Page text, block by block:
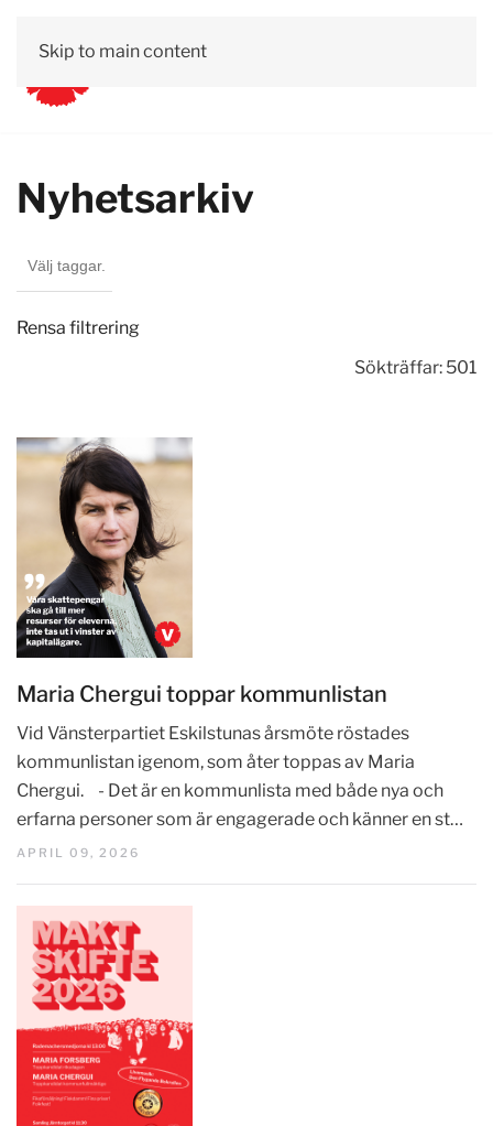
Skip to main content
Nyhetsarkiv
Rensa filtrering
Sökträffar: 501
Maria Chergui toppar kommunlistan
Vid Vänsterpartiet Eskilstunas årsmöte röstades
kommunlistan igenom, som åter toppas av Maria
Chergui. - Det är en kommunlista med både nya och
erfarna personer som är engagerade och känner en st…
APRIL 09, 2026